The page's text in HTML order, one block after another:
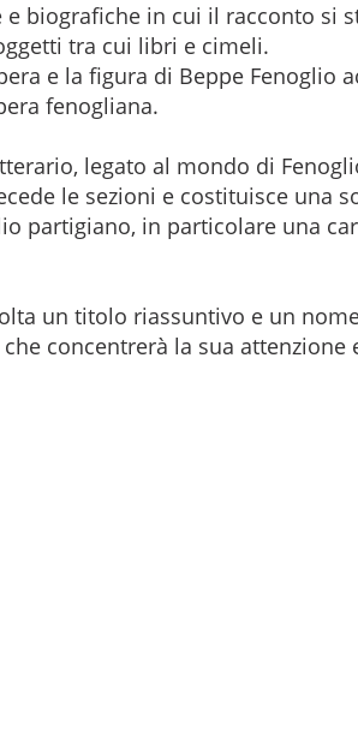
biografiche in cui il racconto si
tra cui libri e cimeli.
e la figura di Beppe
fenogliana.
legato al mondo di
le sezioni e costituisce
partigiano, in particolare una
un titolo riassuntivo e un
concentrerà la sua